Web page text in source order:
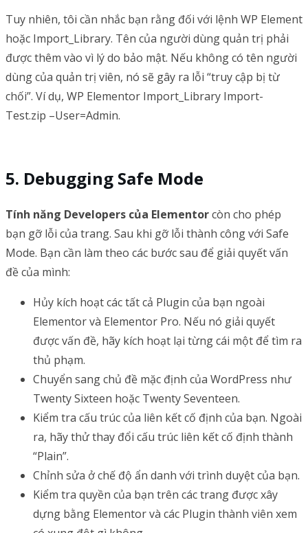
Tuy nhiên, tôi cần nhắc bạn rằng đối với lệnh WP Element
hoặc Import_Library. Tên của người dùng quản trị phải
được thêm vào vì lý do bảo mật. Nếu không có tên người
dùng của quản trị viên, nó sẽ gây ra lỗi “truy cập bị từ
chối”. Ví dụ, WP Elementor Import_Library Import-
Test.zip –User=Admin.
Debugging Safe Mode
Tính năng Developers của Elementorcòn cho phép
bạn gỡ lỗi của trang. Sau khi gỡ lỗi thành công với Safe
Mode. Bạn cần làm theo các bước sau để giải quyết vấn
đề của mình:
Hủy kích hoạt các tất cả Plugin của bạn ngoài
Elementor và Elementor Pro. Nếu nó giải quyết
được vấn đề, hãy kích hoạt lại từng cái một để tìm ra
thủ phạm.
Chuyển sang chủ đề mặc định của WordPress như
Twenty Sixteen hoặc Twenty Seventeen.
Kiểm tra cấu trúc của liên kết cố định của bạn. Ngoài
ra, hãy thử thay đổi cấu trúc liên kết cố định thành
“Plain”.
Chỉnh sửa ở chế độ ẩn danh với trình duyệt của bạn.
Kiểm tra quyền của bạn trên các trang được xây
dựng bằng Elementor và các Plugin thành viên xem